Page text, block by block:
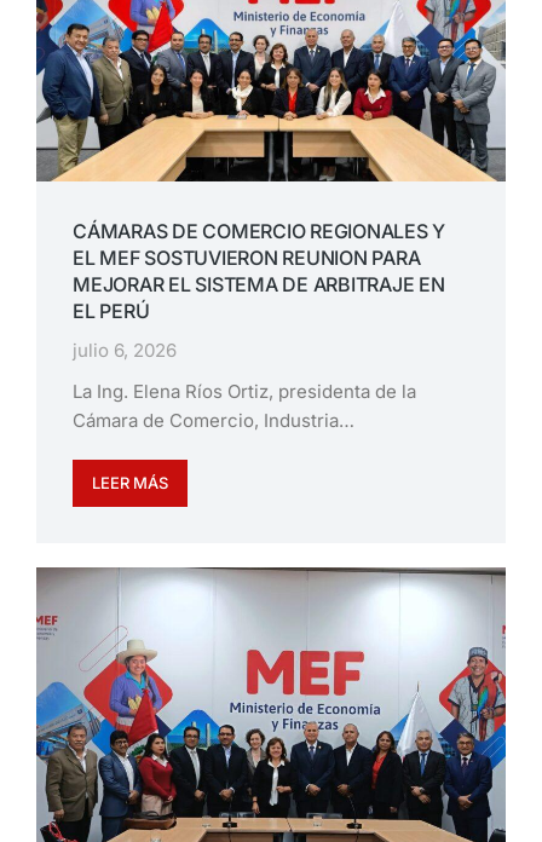
CÁMARAS DE COMERCIO REGIONALES Y
EL MEF SOSTUVIERON REUNION PARA
MEJORAR EL SISTEMA DE ARBITRAJE EN
EL PERÚ
julio 6, 2026
La Ing. Elena Ríos Ortiz, presidenta de la
Cámara de Comercio, Industria…
LEER MÁS